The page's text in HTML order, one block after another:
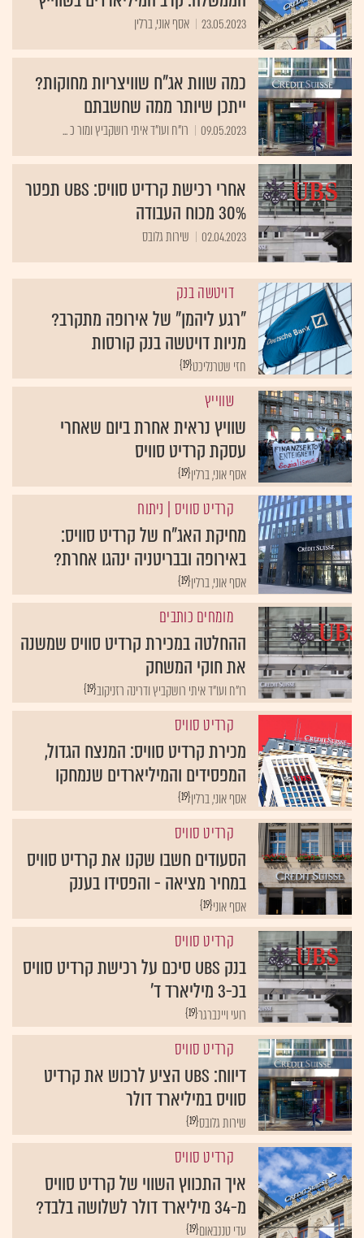
23.05.2023 אסף אוני, ברלין
כמה שוות אג"ח שוויצריות מחוקות?
ייתכן שיותר ממה שחשבתם
09.05.2023 רו"ח ועו"ד איתי רושקביץ ומור כ ...
אחרי רכישת קרדיט סוויס: UBS תפטר
30% מכוח העבודה
02.04.2023 שירות גלובס
דויטשה בנק
"רגע ליהמן" של אירופה מתקרב?
מניות דויטשה בנק קורסות
{19}חזי שטרנליכט
שווייץ
שוויץ נראית אחרת ביום שאחרי
עסקת קרדיט סוויס
{19}אסף אוני, ברלין
קרדיט סוויס | ניתוח
מחיקת האג"ח של קרדיט סוויס:
באירופה ובבריטניה ינהגו אחרת?
{19}אסף אוני, ברלין
מומחים כותבים
ההחלטה במכירת קרדיט סוויס שמשנה
את חוקי המשחק
{19}רו"ח ועו"ד איתי רושקביץ ודרינה רזניקוב
קרדיט סוויס
מכירת קרדיט סוויס: המנצח הגדול,
המפסידים והמיליארדים שנמחקו
{19}אסף אוני, ברלין
קרדיט סוויס
הסעודים חשבו שקנו את קרדיט סוויס
במחיר מציאה - והפסידו בענק
{19}אסף אוני
קרדיט סוויס
בנק UBS סיכם על רכישת קרדיט סוויס
בכ-3 מיליארד ד'
{19}רועי ויינברגר
קרדיט סוויס
דיווח: UBS הציע לרכוש את קרדיט
סוויס במיליארד דולר
{19}שירות גלובס
קרדיט סוויס
איך התכווץ השווי של קרדיט סוויס
מ-34 מיליארד דולר לשלושה בלבד?
{19}עדי טננבאום